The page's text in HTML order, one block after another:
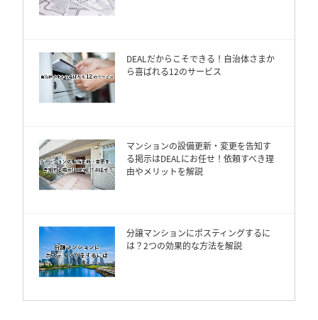
DEALだからこそできる！自治体さまか
ら喜ばれる12のサービス
マンションの設備更新・変更を告知す
る掲示はDEALにお任せ！依頼すべき理
由やメリットを解説
分譲マンションにポスティングするに
は？2つの効果的な方法を解説